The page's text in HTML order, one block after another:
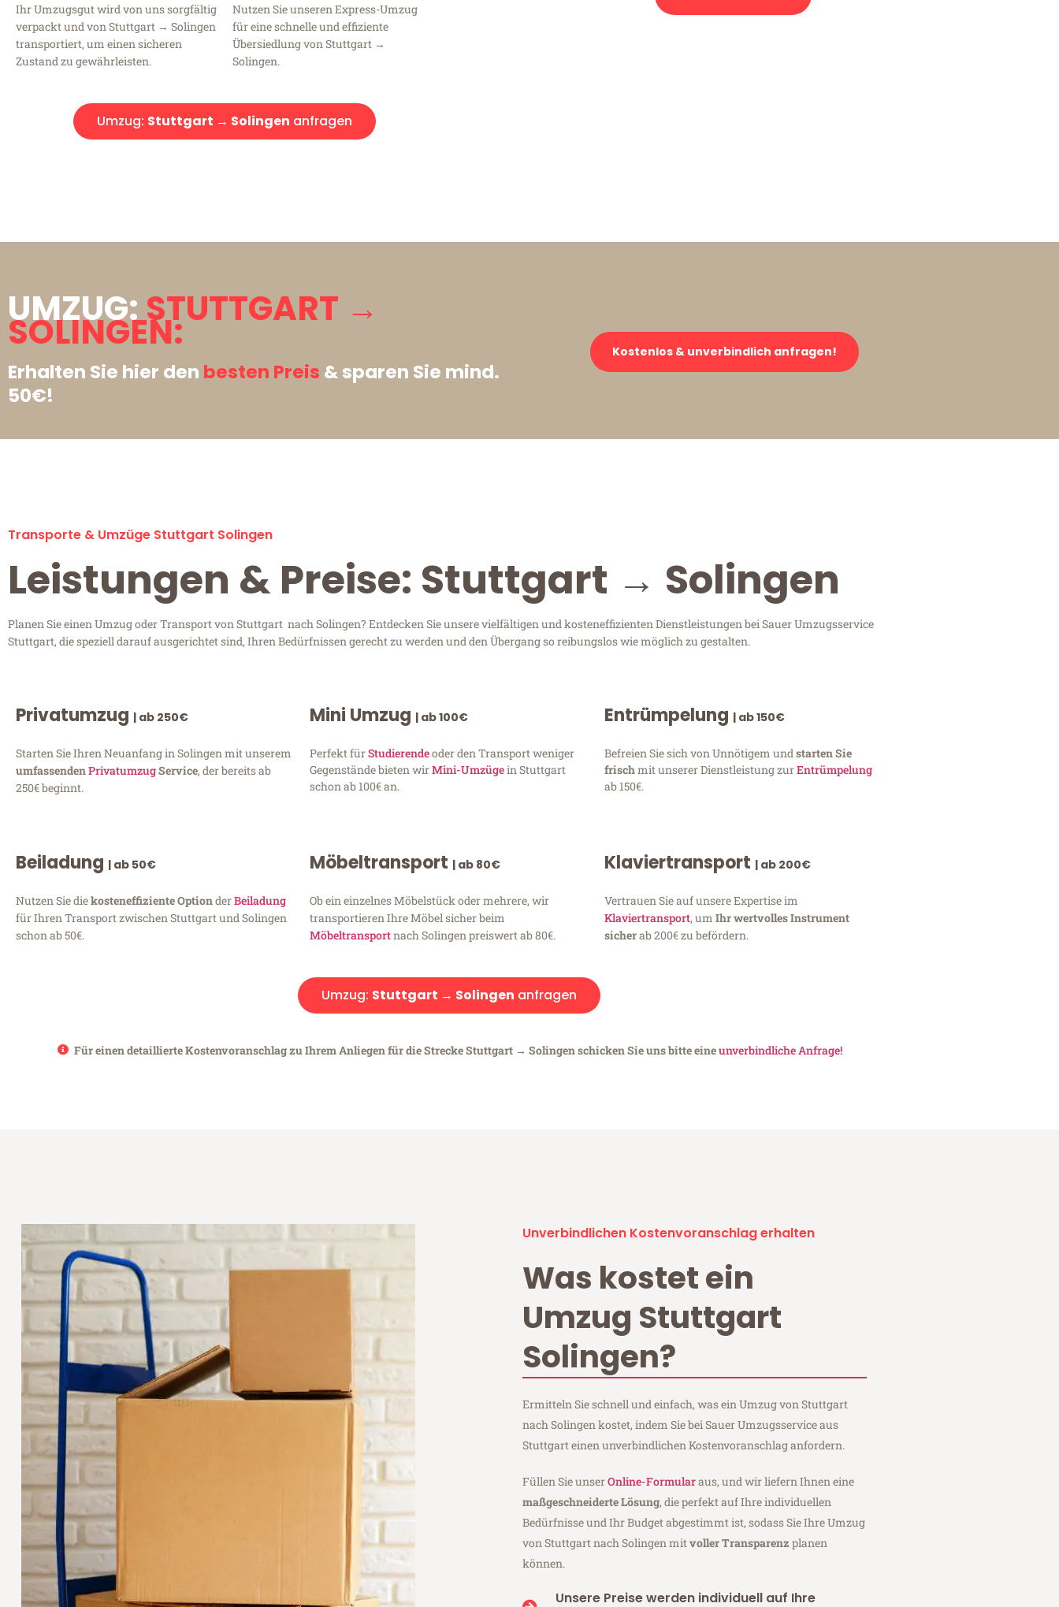
Ihr Umzugsgut wird von uns sorgfältig
verpackt und von Stuttgart → Solingen
transportiert, um einen sicheren
Zustand zu gewährleisten.
Nutzen Sie unseren Express-Umzug
für eine schnelle und effiziente
Übersiedlung von Stuttgart →
Solingen.
Umzug: Stuttgart → Solingen anfragen
UMZUG:STUTTGART →
SOLINGEN:
Erhalten Sie hier den besten Preis & sparen Sie mind.
50€!
Kostenlos & unverbindlich anfragen!
Transporte & Umzüge Stuttgart Solingen
Leistungen & Preise: Stuttgart → Solingen
Planen Sie einen Umzug oder Transport von Stuttgart nach Solingen? Entdecken Sie unsere vielfältigen und kosteneffizienten Dienstleistungen bei Sauer Umzugsservice
Stuttgart, die speziell darauf ausgerichtet sind, Ihren Bedürfnissen gerecht zu werden und den Übergang so reibungslos wie möglich zu gestalten.
Privatumzug | ab 250€
Starten Sie Ihren Neuanfang in Solingen mit unserem
umfassendenPrivatumzugService, der bereits ab
250€ beginnt.
Mini Umzug | ab 100€
Perfekt fürStudierendeoder den Transport weniger
Gegenstände bieten wirMini-Umzügein Stuttgart
schon ab 100€ an.
Entrümpelung | ab 150€
Befreien Sie sich von Unnötigem und starten Sie
frischmit unserer Dienstleistung zurEntrümpelung
ab 150€.
Beiladung | ab 50€
Nutzen Sie diekosteneffiziente OptionderBeiladung
für Ihren Transport zwischen Stuttgart und Solingen
schon ab 50€.
Möbeltransport | ab 80€
Ob ein einzelnes Möbelstück oder mehrere, wir
transportieren Ihre Möbel sicher beim
Möbeltransportnach Solingen preiswert ab 80€.
Klaviertransport | ab 200€
Vertrauen Sie auf unsere Expertise im
Klaviertransport, um Ihr wertvolles Instrument
sicherab 200€ zu befördern.
Umzug: Stuttgart → Solingen anfragen
Für einen detaillierte Kostenvoranschlag zu Ihrem Anliegen für die Strecke Stuttgart → Solingen schicken Sie uns bitte eineunverbindliche Anfrage!
Unverbindlichen Kostenvoranschlag erhalten
Was kostet ein
Umzug Stuttgart
Solingen?
Ermitteln Sie schnell und einfach, was ein Umzug von Stuttgart
nach Solingen kostet, indem Sie bei Sauer Umzugsservice aus
Stuttgart einen unverbindlichen Kostenvoranschlag anfordern.
Füllen Sie unserOnline-Formularaus, und wir liefern Ihnen eine
maßgeschneiderte Lösung, die perfekt auf Ihre individuellen
Bedürfnisse und Ihr Budget abgestimmt ist, sodass Sie Ihre Umzug
von Stuttgart nach Solingen mitvoller Transparenz planen
können.
Unsere Preise werden individuell auf Ihre